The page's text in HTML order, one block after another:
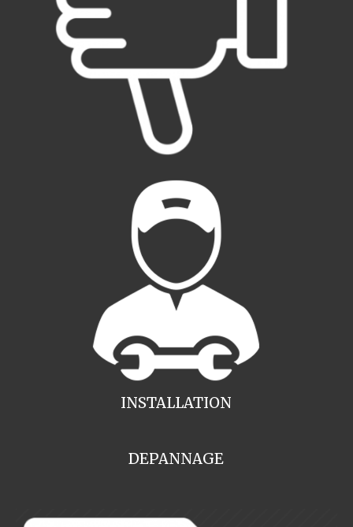
INSTALLATION
DEPANNAGE